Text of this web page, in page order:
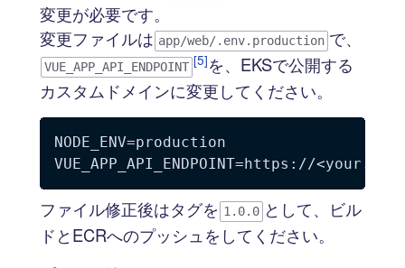
変更が必要です。
変更ファイルは app/web/.env.production で、
VUE_APP_API_ENDPOINT [5]を、EKSで公開する
カスタムドメインに変更してください。
NODE_ENV=production
ファイル修正後はタグを 1.0.0 として、ビル
ドとECRへのプッシュをしてください。